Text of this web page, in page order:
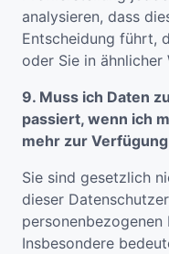
analysieren, dass
Entscheidung führt,
oder Sie in
9. Muss ich Daten
passiert, wenn ich
mehr zur
Sie sind gesetzlich
dieser
Insbesondere